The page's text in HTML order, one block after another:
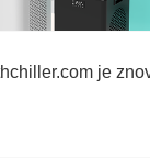
stojící studený pod
wellness